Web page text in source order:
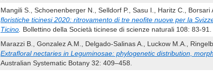
Mangili S., Schoenenberger N., Selldorf P., Sasu I., Haritz C., Borsari
floristiche ticinesi 2020: ritrovamento di tre neofite nuove per la
Ticino Bollettino della Società ticinese di scienze naturali 108: 83-91.
Marazzi B., Gonzalez A.M., Delgado-Salinas A., Luckow M.A.,
Extrafloral nectaries in Leguminosae: phylogenetic distribution,
Australian Systematic Botany 32: 409–458.